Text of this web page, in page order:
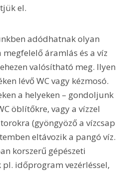
el.
adódhatnak olyan
megfelelő áramlás és a víz
valósítható meg. Ilyen
lévő WC vagy kézmosó.
a helyeken – gondoljunk
öblítőkre, vagy a vízzel
(gyöngyöző a vízcsap
eltávozik a pangó víz.
korszerű gépészeti
pl. időprogram vezérléssel,